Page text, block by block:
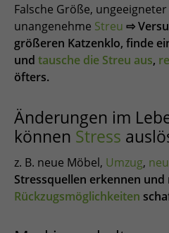
Falsche Größe,
unangenehme Streu ⇨
größeren Katzenklo, finde
und tausche die Streu aus,
öfters.
Änderungen im
können Stress
z. B. neue Möbel, Umzug,
Stressquellen erkennen und
Rückzugsmöglichkeiten